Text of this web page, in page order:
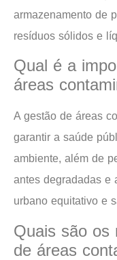
armazenamento de
resíduos sólidos e
Qual é a
áreas
A gestão de áreas
garantir a saúde
ambiente, além de
antes degradadas e
urbano equitativo e
Quais são os
de áreas